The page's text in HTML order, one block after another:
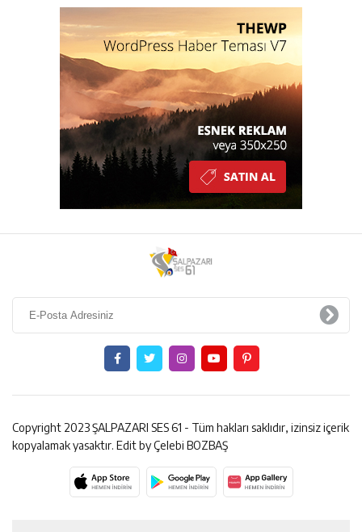
Copyright 2023 ŞALPAZARI SES 61 - Tüm hakları saklıdır, izinsiz içerik
kopyalamak yasaktır. Edit by Çelebi BOZBAŞ